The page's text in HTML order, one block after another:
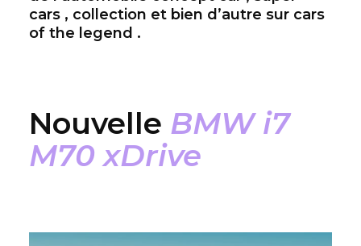
cars , collection et bien d’autre sur cars
of the legend .
Nouvelle BMW i7
M70 xDrive